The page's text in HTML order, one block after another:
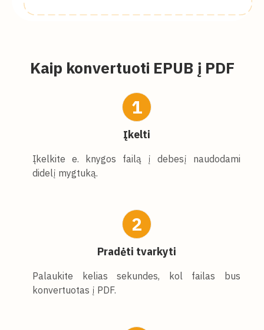
Kaip konvertuoti EPUB į PDF
1
Įkelti
Įkelkite e. knygos failą į debesį naudodami
didelį mygtuką.
2
Pradėti tvarkyti
Palaukite kelias sekundes, kol failas bus
konvertuotas į PDF.